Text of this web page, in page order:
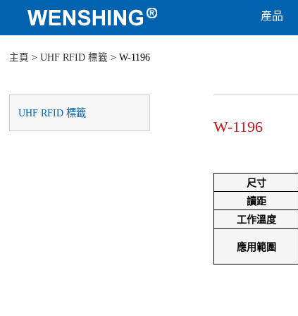
產品
主頁 >UHF RFID 標籤 > W-1196
UHF RFID 標籤
W-1196
尺寸
讀距
工作溫度
應用範圍